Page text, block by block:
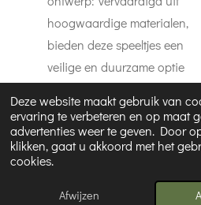
Deze website maakt gebruik van
ervaring te verbeteren en op maat
advertenties weer te geven. Door op
klikken, gaat u akkoord met het
cookies.
Afwijzen
hoogwaardige materialen,
bieden deze speeltjes een
veilige en duurzame optie
© 2025 - 2026 Xija's dogwalkservice